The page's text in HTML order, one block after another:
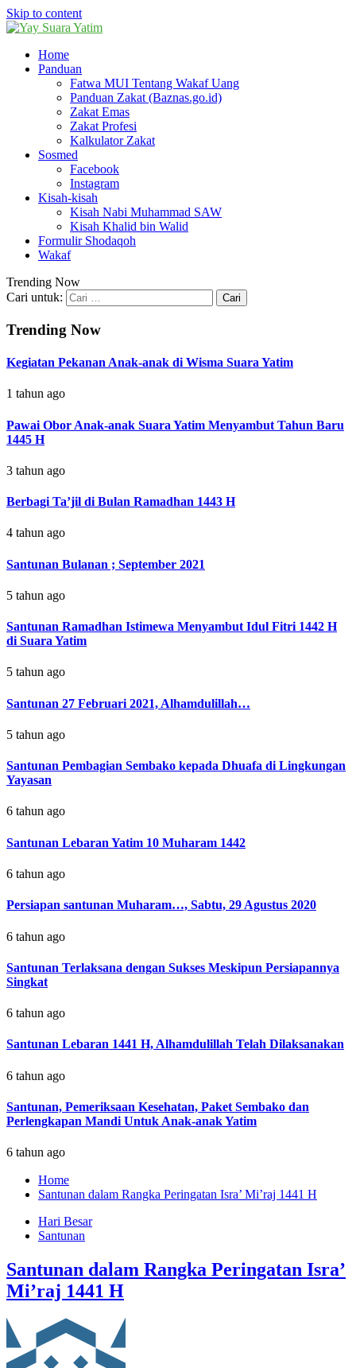
Skip to content
Home
Panduan
Fatwa MUI Tentang Wakaf Uang
Panduan Zakat (Baznas.go.id)
Zakat Emas
Zakat Profesi
Kalkulator Zakat
Sosmed
Facebook
Instagram
Kisah-kisah
Kisah Nabi Muhammad SAW
Kisah Khalid bin Walid
Formulir Shodaqoh
Wakaf
Trending Now
Cari untuk:
Trending Now
Kegiatan Pekanan Anak-anak di Wisma Suara Yatim
1 tahun ago
Pawai Obor Anak-anak Suara Yatim Menyambut Tahun Baru
1445 H
3 tahun ago
Berbagi Ta’jil di Bulan Ramadhan 1443 H
4 tahun ago
Santunan Bulanan ; September 2021
5 tahun ago
Santunan Ramadhan Istimewa Menyambut Idul Fitri 1442 H
di Suara Yatim
5 tahun ago
Santunan 27 Februari 2021, Alhamdulillah…
5 tahun ago
Santunan Pembagian Sembako kepada Dhuafa di Lingkungan
Yayasan
6 tahun ago
Santunan Lebaran Yatim 10 Muharam 1442
6 tahun ago
Persiapan santunan Muharam…, Sabtu, 29 Agustus 2020
6 tahun ago
Santunan Terlaksana dengan Sukses Meskipun Persiapannya
Singkat
6 tahun ago
Santunan Lebaran 1441 H, Alhamdulillah Telah Dilaksanakan
6 tahun ago
Santunan, Pemeriksaan Kesehatan, Paket Sembako dan
Perlengkapan Mandi Untuk Anak-anak Yatim
6 tahun ago
Home
Santunan dalam Rangka Peringatan Isra’ Mi’raj 1441 H
Hari Besar
Santunan
Santunan dalam Rangka Peringatan Isra’
Mi’raj 1441 H